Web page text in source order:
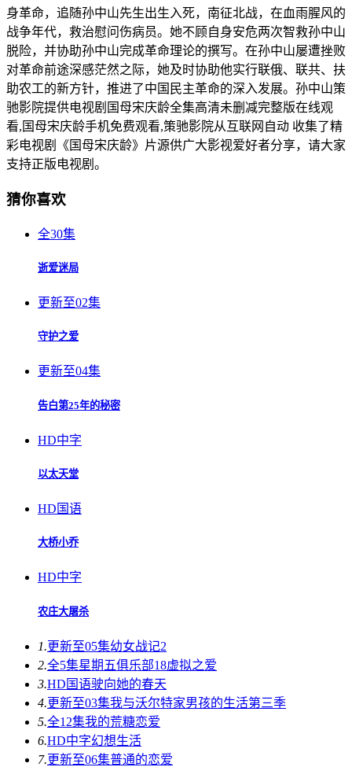
身革命，追随孙中山先生出生入死，南征北战，在血雨腥风的
战争年代，救治慰问伤病员。她不顾自身安危两次智救孙中山
脱险，并协助孙中山完成革命理论的撰写。在孙中山屡遭挫败
对革命前途深感茫然之际，她及时协助他实行联俄、联共、扶
助农工的新方针，推进了中国民主革命的深入发展。孙中山策
驰影院提供电视剧国母宋庆龄全集高清未删减完整版在线观
看,国母宋庆龄手机免费观看,策驰影院从互联网自动 收集了精
彩电视剧《国母宋庆龄》片源供广大影视爱好者分享，请大家
支持正版电视剧。
猜你喜欢
全30集
逝爱迷局
更新至02集
守护之爱
更新至04集
告白第25年的秘密
HD中字
以太天堂
HD国语
大桥小乔
HD中字
农庄大屠杀
1.更新至05集幼女战记2
2.全5集星期五俱乐部18虚拟之爱
3.HD国语驶向她的春天​
4.更新至03集我与沃尔特家男孩的生活第三季
5.全12集我的荒糖恋爱
6.HD中字幻想生活
7.更新至06集普通的恋爱